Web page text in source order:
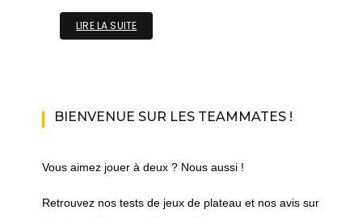
LIRE LA SUITE
BIENVENUE SUR LES TEAMMATES !
Vous aimez jouer à deux ? Nous aussi !
Retrouvez nos tests de jeux de plateau et nos avis sur